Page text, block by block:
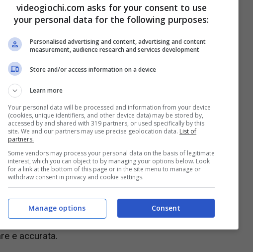
che offre agli utenti un’ampia gamma di
e delle etichette, la possibilità di utilizzare più
Inoltre,Google Drive è un servizio di cloud
e accedervi ovunque ci sia una
Calendar, una applicazione di
appunti e promemoria.
novità in arrivo per tutti
Google Traduttore. In precedenza, il servizio
Google ha introdottouna funzione che
Questo significa che gli utenti possono utilizzare
computer per tradurre il testo direttamente
su dispositivi mobili che su desktop, ed è
e accurata.
videogiochi.com asks for your consent to use
your personal data for the following purposes:
Personalised advertising and content, advertising and content
measurement, audience research and services development
Store and/or access information on a device
Learn more
Your personal data will be processed and information from your device
(cookies, unique identifiers, and other device data) may be stored by,
accessed by and shared with 319 partners, or used specifically by this
site. We and our partners may use precise geolocation data. List of
partners.
Some vendors may process your personal data on the basis of legitimate
interest, which you can object to by managing your options below. Look
for a link at the bottom of this page or in the site menu to manage or
withdraw consent in privacy and cookie settings.
Consent
Manage options